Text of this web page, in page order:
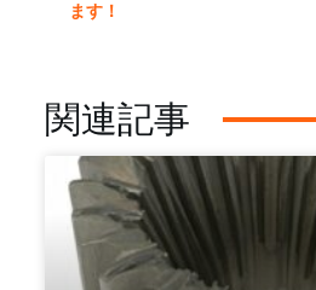
ます！
関連記事